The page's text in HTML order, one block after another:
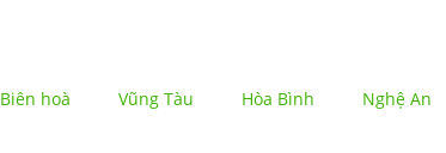
Biên hoà Vũng Tàu Hòa Bình Nghệ An